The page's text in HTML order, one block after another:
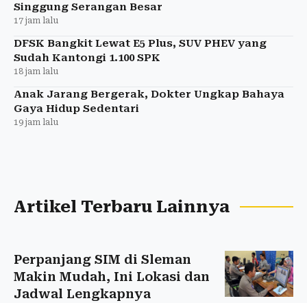
Singgung Serangan Besar
17 jam lalu
DFSK Bangkit Lewat E5 Plus, SUV PHEV yang
Sudah Kantongi 1.100 SPK
18 jam lalu
Anak Jarang Bergerak, Dokter Ungkap Bahaya
Gaya Hidup Sedentari
19 jam lalu
Artikel Terbaru Lainnya
Perpanjang SIM di Sleman
Makin Mudah, Ini Lokasi dan
Jadwal Lengkapnya